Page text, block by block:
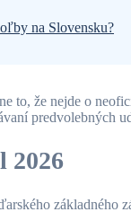
na Slovensku?
to, že nejde o
predvolebných
2026
základného